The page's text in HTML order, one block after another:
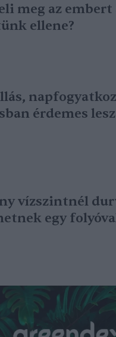
meg az embert
ellene?
érdemes
vízszintnél
egy